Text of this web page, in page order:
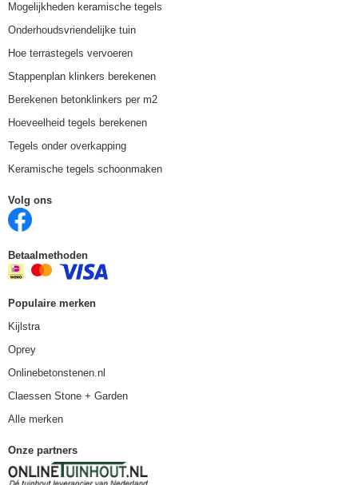
Mogelijkheden keramische tegels
Onderhoudsvriendelijke tuin
Hoe terrastegels vervoeren
Stappenplan klinkers berekenen
Berekenen betonklinkers per m2
Hoeveelheid tegels berekenen
Tegels onder overkapping
Keramische tegels schoonmaken
Volg ons
Betaalmethoden
Populaire merken
Kijlstra
Oprey
Onlinebetonstenen.nl
Claessen Stone + Garden
Alle merken
Onze partners